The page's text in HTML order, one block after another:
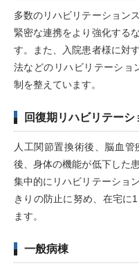
多数のリハビリテーション
緊密な連携をより強化する
す。また、入院患者様に対
法などのリハビリテーショ
制を整えています。
回復期リハビリテーシ
人工関節置換術後、脳血
後、身体の機能が低下した
集中的にリハビリテーショ
きりの防止に努め、在宅に
ます。
一般病棟